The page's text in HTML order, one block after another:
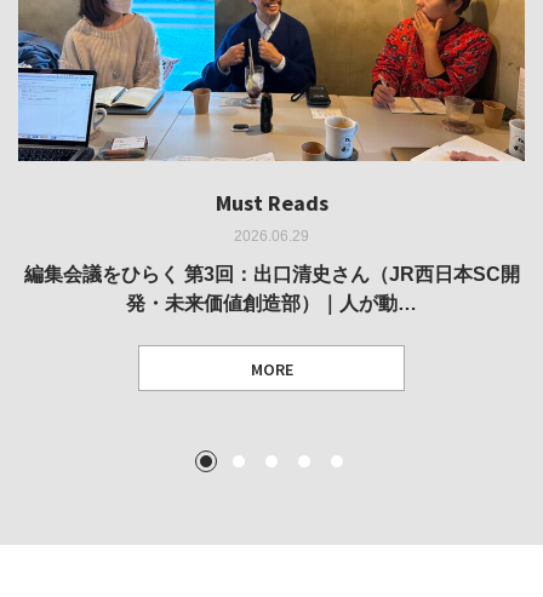
Must Reads
2026.06.29
編集会議をひらく 第3回：出口清史さん（JR西日本SC開
発・未来価値創造部）｜人が動…
MORE
Must Reads
2026.05.14
REVIEW｜果たして美術家・梅津庸一は、「大阪のゆかり
作家」となることができたのか…
Must Reads
2026.03.11
REPORT｜博覧会の残像
MORE
Must Reads
2026.02.25
REVIEW｜菊池聡太朗 個展「余りの風景」
MORE
Must Reads
2025.10.01
REVIEW｜生の存在証明としての線——「ライフライン」
展
1 2 3 4 5